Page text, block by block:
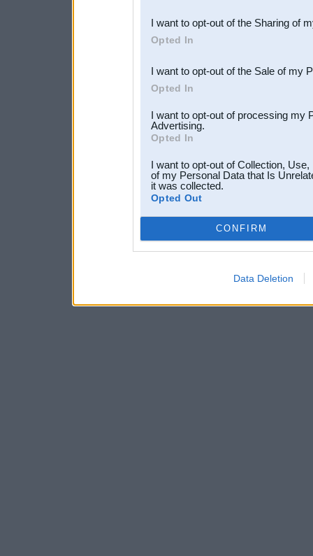
Downstream Participants
third parties.
I want to opt-out of the Sharing of
Opted In
I want to opt-out of the Sale of my
Opted In
I want to opt-out of processing my
Advertising.
Opted In
I want to opt-out of Collection,
of my Personal Data that Is
it was collected.
Opted Out
CONFIRM
Data Deletion